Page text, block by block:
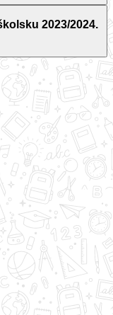
2023/2024.